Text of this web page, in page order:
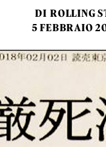
DI ROLLING
5 FEBBRAIO